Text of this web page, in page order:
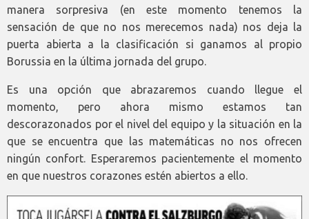
manera sorpresiva (en este momento tenemos la
sensación de que no nos merecemos nada) nos deja la
puerta abierta a la clasificación si ganamos al propio
Borussia en la última jornada del grupo.
Es una opción que abrazaremos cuando llegue el
momento, pero ahora mismo estamos tan
descorazonados por el nivel del equipo y la situación en la
que se encuentra que las matemáticas no nos ofrecen
ningún confort. Esperaremos pacientemente el momento
en que nuestros corazones estén abiertos a ello.